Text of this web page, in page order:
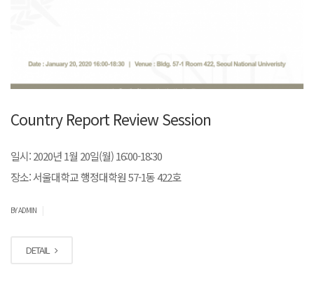
Country Report Review Session
일시: 2020년 1월 20일(월) 16:00-18:30
장소: 서울대학교 행정대학원 57-1동 422호
BY ADMIN
DETAIL